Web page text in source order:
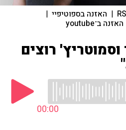
| האזנה בספוטיפיי |
האזנה ב־youtube
וסמוטריץ' רוצים
00:00